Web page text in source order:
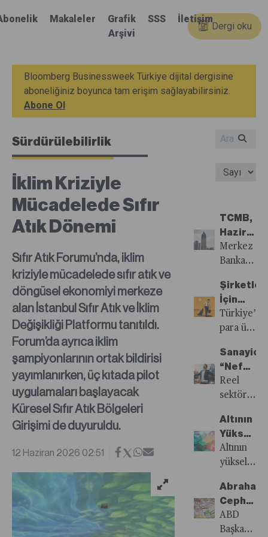
Makaleler
Grafik
Arşivi
SSS İletişim
Dergi oku
Bloomberg Businessweek Türkiye dijital dergisine
aboneliğiniz boyunca tam erişim sağlayabilirsiniz.
Abone Ol
Sürdürülebilirlik
İklim Kriziyle
Mücadelede Sıfır
Atık Dönemi
Sıfır Atık Forumu’nda, iklim
kriziyle mücadelede sıfır atık ve
döngüsel ekonomiyi merkeze
alan İstanbul Sıfır Atık ve İklim
Değişikliği Platformu tanıtıldı.
Forum’da ayrıca iklim
şampiyonlarının ortak bildirisi
yayımlanırken, üç kıtada pilot
uygulamaları başlayacak
Küresel Sıfır Atık Bölgeleri
Girişimi de duyuruldu.
12 Haziran 2026 02:51
TCMB,
Haziran
Ayında
Temkinli
Merkez
Bankası,
ayı Para
Politikası
Kurulu
paralel
olarak
politika
yüzde
37
sabit
TCMB,
iç
talepteki
Şirketler
İçin
Susuz
Yaz
Türkiye’de
para üç
pahalı
ve
faturayı
şirketler
ödüyor.
Borsa
net
borcu
yıllık
Sanayici
“Nefes”
Alacak
Reel
sektör
düşük
maliyetli
kredi
arayışında.
TOBB’un
yeni
nefes
kredisi
Altının
Yükselişi
Doların
Düşüşü
Altının
yükselişi
sonunu
ilan
etmiyor;
fakat
Abraham
Türkiye
Düğümü
ABD
Başkanı